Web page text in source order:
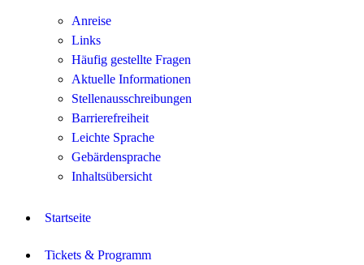
Anreise
Links
Häufig gestellte Fragen
Aktuelle Informationen
Stellenausschreibungen
Barrierefreiheit
Leichte Sprache
Gebärdensprache
Inhaltsübersicht
Startseite
Tickets & Programm